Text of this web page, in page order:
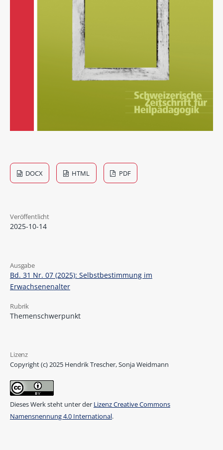
DOCX HTML PDF
Veröffentlicht
2025-10-14
Ausgabe
Bd. 31 Nr. 07 (2025): Selbstbestimmung im
Erwachsenenalter
Rubrik
Themenschwerpunkt
Lizenz
Copyright (c) 2025 Hendrik Trescher, Sonja Weidmann
Dieses Werk steht unter der Lizenz Creative Commons
Namensnennung 4.0 International.